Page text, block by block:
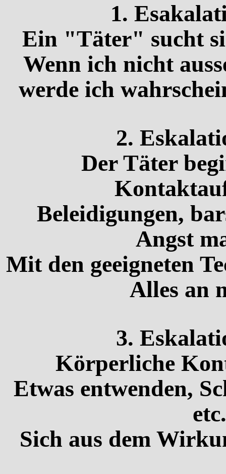
1.
Ein "Täter" sucht
Wenn ich nicht
werde ich
2.
Der Täter
Beleidigungen,
Angst
Mit den geeigneten
Alles an
3.
Körperliche
Etwas entwenden,
etc.
Sich aus dem